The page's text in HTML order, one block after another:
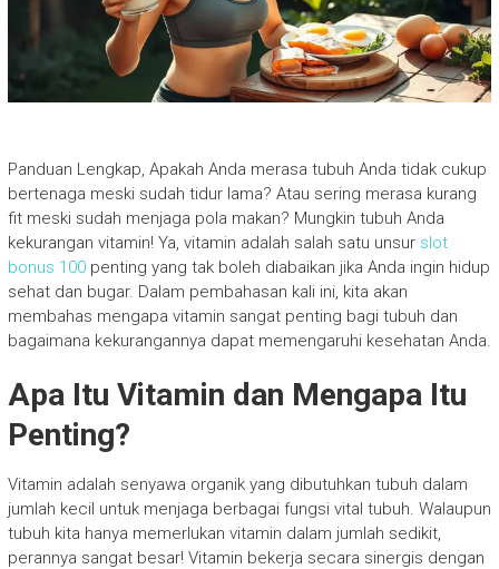
Panduan Lengkap, Apakah Anda merasa tubuh Anda tidak cukup
bertenaga meski sudah tidur lama? Atau sering merasa kurang
fit meski sudah menjaga pola makan? Mungkin tubuh Anda
kekurangan vitamin! Ya, vitamin adalah salah satu unsur slot
bonus 100penting yang tak boleh diabaikan jika Anda ingin hidup
sehat dan bugar. Dalam pembahasan kali ini, kita akan
membahas mengapa vitamin sangat penting bagi tubuh dan
bagaimana kekurangannya dapat memengaruhi kesehatan Anda.
Apa Itu Vitamin dan Mengapa Itu
Penting?
Vitamin adalah senyawa organik yang dibutuhkan tubuh dalam
jumlah kecil untuk menjaga berbagai fungsi vital tubuh. Walaupun
tubuh kita hanya memerlukan vitamin dalam jumlah sedikit,
perannya sangat besar! Vitamin bekerja secara sinergis dengan